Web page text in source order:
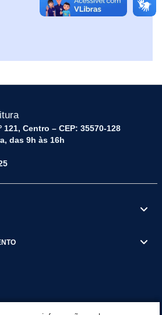
Centro – CEP: 35570-128
das 9h às 16h